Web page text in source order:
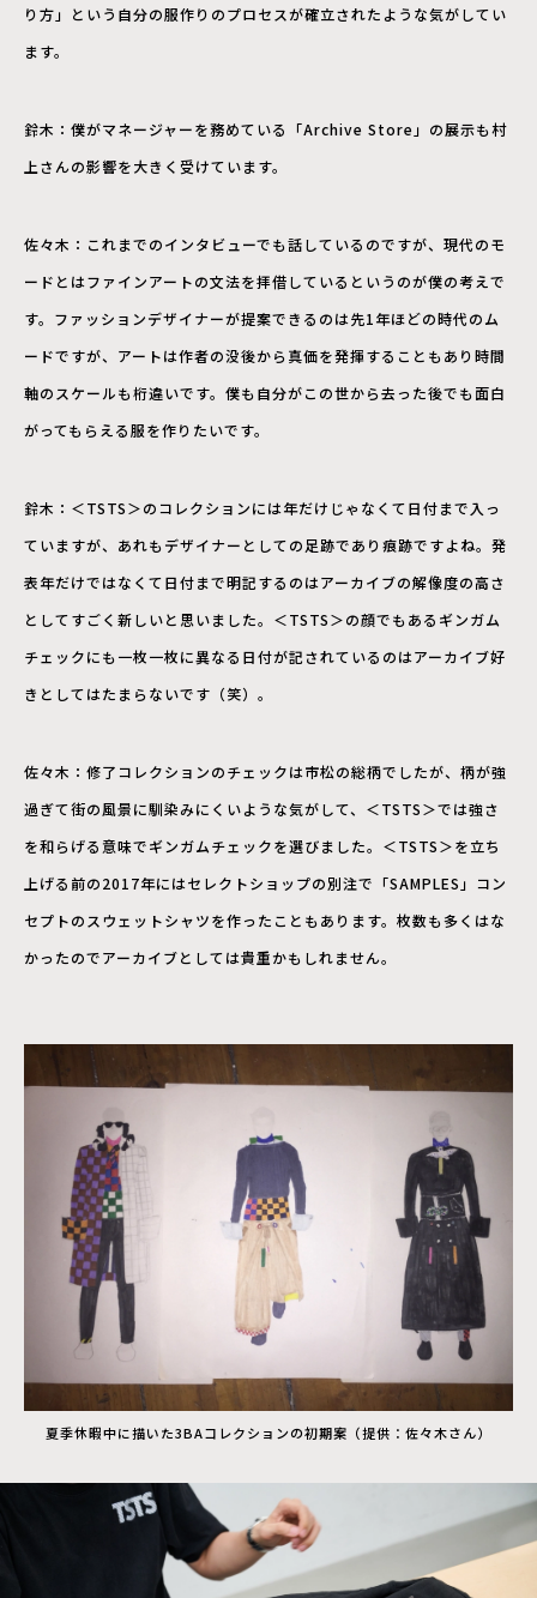
り方」という自分の服作りのプロセスが確立されたような気がしてい
ます。
鈴木：僕がマネージャーを務めている「Archive Store」の展示も村
上さんの影響を大きく受けています。
佐々木：これまでのインタビューでも話しているのですが、現代のモ
ードとはファインアートの文法を拝借しているというのが僕の考えで
す。ファッションデザイナーが提案できるのは先1年ほどの時代のム
ードですが、アートは作者の没後から真価を発揮することもあり時間
軸のスケールも桁違いです。僕も自分がこの世から去った後でも面白
がってもらえる服を作りたいです。
鈴木：＜TSTS＞のコレクションには年だけじゃなくて日付まで入っ
ていますが、あれもデザイナーとしての足跡であり痕跡ですよね。発
表年だけではなくて日付まで明記するのはアーカイブの解像度の高さ
としてすごく新しいと思いました。＜TSTS＞の顔でもあるギンガム
チェックにも一枚一枚に異なる日付が記されているのはアーカイブ好
きとしてはたまらないです（笑）。
佐々木：修了コレクションのチェックは市松の総柄でしたが、柄が強
過ぎて街の風景に馴染みにくいような気がして、＜TSTS＞では強さ
を和らげる意味でギンガムチェックを選びました。＜TSTS＞を立ち
上げる前の2017年にはセレクトショップの別注で「SAMPLES」コン
セプトのスウェットシャツを作ったこともあります。枚数も多くはな
かったのでアーカイブとしては貴重かもしれません。
夏季休暇中に描いた3BAコレクションの初期案（提供：佐々木さん）